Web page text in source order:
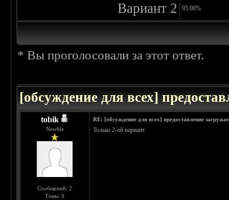
Вариант 2 95.00%
* Вы проголосовали за этот ответ.
[обсуждение для всех]
tobik
Newbie
Сообщений: 2
Темы: 0
RE: [обсуждение для всех] предоставление
Только 2-ой вариант.